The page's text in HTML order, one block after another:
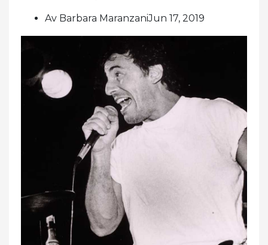
Av Barbara MaranzaniJun 17, 2019